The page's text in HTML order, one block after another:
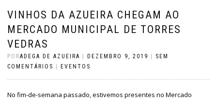
VINHOS DA AZUEIRA CHEGAM AO
MERCADO MUNICIPAL DE TORRES
VEDRAS
PORADEGA DE AZUEIRA DEZEMBRO 9, 2019
SEM
COMENTÁRIOS
EVENTOS
No fim-de-semana passado, estivemos presentes no Mercado